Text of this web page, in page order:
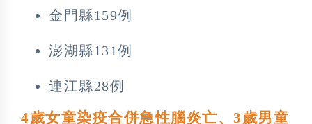
金門縣159例
澎湖縣131例
連江縣28例
4歲女童染疫合併急性腦炎亡、3歲男童